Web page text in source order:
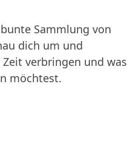
Sammlung von
dich um und
verbringen und was
möchtest.